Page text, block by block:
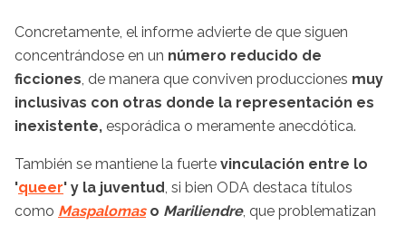
Concretamente, el informe advierte de que siguen
concentrándose en un número reducido de
ficciones, de manera que conviven producciones muy
inclusivas con otras donde la representación es
inexistente, esporádica o meramente anecdótica.
También se mantiene la fuerte vinculación entre lo
'queer' y la juventud, si bien ODA destaca títulos
como Maspalomaso Mariliendre, que problematizan